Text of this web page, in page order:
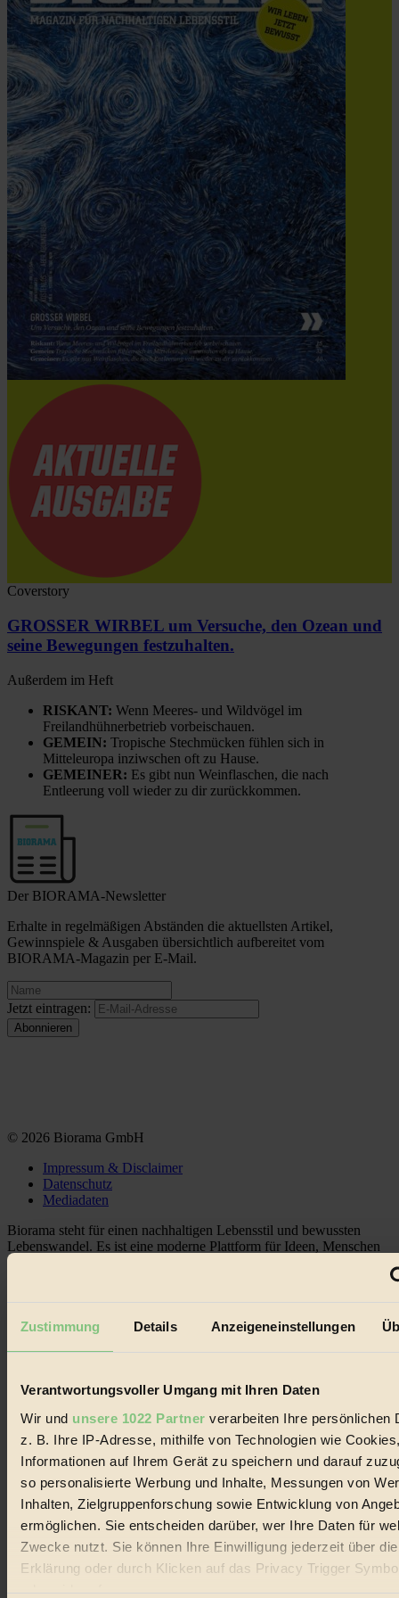
Zustimmung Details Anzeigeneinstellungen
Verantwortungsvoller Umgang mit Ihren Daten
Wir und unsere 1022 Partner verarbeiten Ihre persönlichen
z. B. Ihre IP-Adresse, mithilfe von Technologien wie
Informationen auf Ihrem Gerät zu speichern und darauf
so personalisierte Werbung und Inhalte, Messungen von
Inhalten, Zielgruppenforschung sowie Entwicklung von
ermöglichen. Sie entscheiden darüber, wer Ihre Daten für
Zwecke nutzt. Sie können Ihre Einwilligung jederzeit über
Erklärung oder durch Klicken auf das Privacy Trigger
oder widerrufen
Coverstory
GROSSER WIRBEL um Versuche, den Ozean und
seine Bewegungen festzuhalten.
Außerdem im Heft
RISKANT: Wenn Meeres- und Wildvögel im
Freilandhühnerbetrieb vorbeischauen.
GEMEIN: Tropische Stechmücken fühlen sich in
Mitteleuropa inziwschen oft zu Hause.
GEMEINER: Es gibt nun Weinflaschen, die nach
Entleerung voll wieder zu dir zurückkommen.
Der BIORAMA-Newsletter
Erhalte in regelmäßigen Abständen die aktuellsten Artikel,
Gewinnspiele & Ausgaben übersichtlich aufbereitet vom
BIORAMA-Magazin per E-Mail.
Jetzt eintragen:
© 2026 Biorama GmbH
Impressum & Disclaimer
Datenschutz
Mediadaten
Biorama steht für einen nachhaltigen Lebensstil und bewussten
Lebenswandel. Es ist eine moderne Plattform für Ideen, Menschen
und Produkte, ein Leitfaden im schnell wachsenden Markt des
Social Media
3.415 Follower auf Twitter
Themen
Bio
Nachhaltigkeit